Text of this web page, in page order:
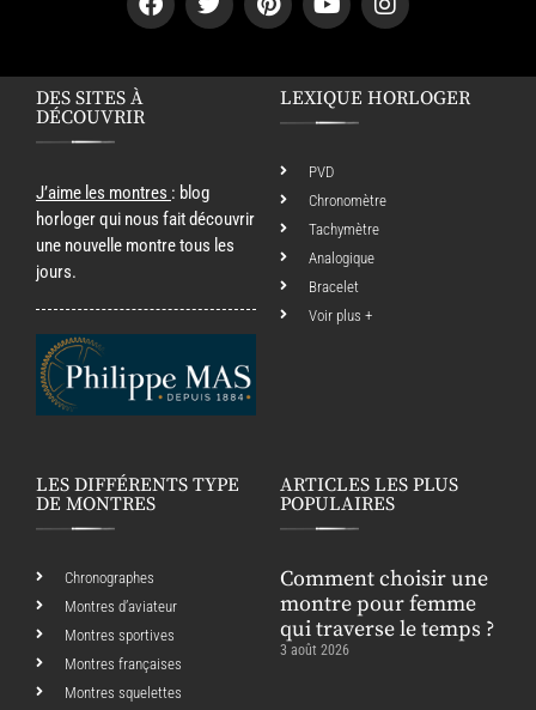
DES SITES À
DÉCOUVRIR
J’aime les montres : blog
horloger qui nous fait découvrir
une nouvelle montre tous les
jours.
LEXIQUE HORLOGER
PVD
Chronomètre
Tachymètre
Analogique
Bracelet
Voir plus +
LES DIFFÉRENTS TYPE
DE MONTRES
Chronographes
Montres d’aviateur
Montres sportives
Montres françaises
Montres squelettes
ARTICLES LES PLUS
POPULAIRES
Comment choisir une
montre pour femme
qui traverse le temps ?
3 août 2026